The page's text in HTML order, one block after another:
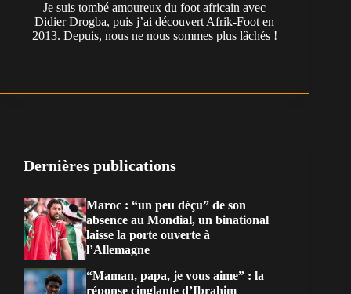
Je suis tombé amoureux du foot africain avec
Didier Drogba, puis j’ai découvert Afrik-Foot en
2013. Depuis, nous ne nous sommes plus lâchés !
Dernières publications
Maroc : “un peu déçu” de son
absence au Mondial, un binational
laisse la porte ouverte à
l’Allemagne
“Maman, papa, je vous aime” : la
réponse cinglante d’Ibrahim